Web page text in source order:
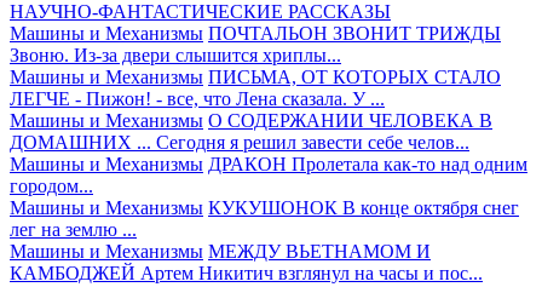
НАУЧНО-ФАНТАСТИЧЕСКИЕ РАССКАЗЫ
Машины и Механизмы ПОЧТАЛЬОН ЗВОНИТ ТРИЖДЫ
Звоню. Из-за двери слышится хриплы...
Машины и Механизмы ПИСЬМА, ОТ КОТОРЫХ СТАЛО
ЛЕГЧЕ - Пижон! - все, что Лена сказала. У ...
Машины и Механизмы О СОДЕРЖАНИИ ЧЕЛОВЕКА В
ДОМАШНИХ ... Сегодня я решил завести себе челов...
Машины и Механизмы ДРАКОН Пролетала как-то над одним
городом...
Машины и Механизмы КУКУШОНОК В конце октября снег
лег на землю ...
Машины и Механизмы МЕЖДУ ВЬЕТНАМОМ И
КАМБОДЖЕЙ Артем Никитич взглянул на часы и пос...